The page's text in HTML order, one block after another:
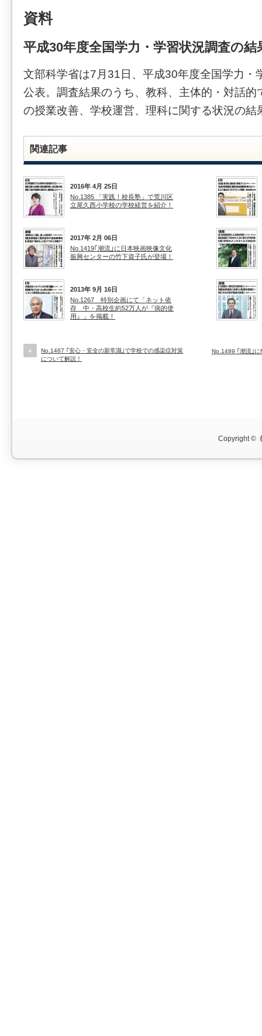
資料
平成30年度全国学力・学習状況調査の結
文部科学省は7月31日、平成30年度全国学力・
公表。調査結果のうち、教科、主体的・対話的
の授業改善、学校運営、理科に関する状況の結
関連記事
2016年 4月 25日
No.1385 「実践！校長塾」で荒川区
立尾久西小学校の学校経営を紹介！
2017年 2月 06日
No.1419｢潮流｣に日本映画映像文化
振興センターの竹下資子氏が登場！
2013年 9月 16日
No.1267 特別企画にて「ネット依
存 中・高校生約52万人が『病的使
用』」を掲載！
No.1487 ｢安心・安全の新常識｣で学校での感染症対策
について解説！
No.1489 ｢潮流｣
Copyright ©